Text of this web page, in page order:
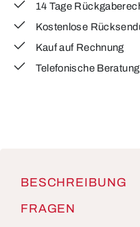
14 Tage
Kostenlose
Kauf auf Rechnung
Telefonische
BESCHREIBUNG
FRAGEN